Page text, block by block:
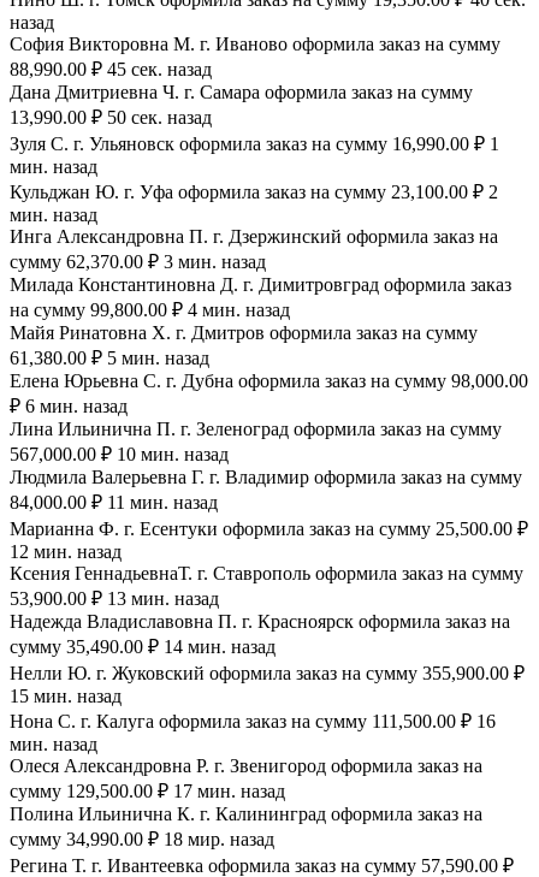
назад
София Викторовна М. г. Иваново оформила заказ на сумму
88,990.00 ₽ 45 сек. назад
Дана Дмитриевна Ч. г. Самара оформила заказ на сумму
13,990.00 ₽ 50 сек. назад
Зуля С. г. Ульяновск оформила заказ на сумму 16,990.00 ₽ 1
мин. назад
Кульджан Ю. г. Уфа оформила заказ на сумму 23,100.00 ₽ 2
мин. назад
Инга Александровна П. г. Дзержинский оформила заказ на
сумму 62,370.00 ₽ 3 мин. назад
Милада Константиновна Д. г. Димитровград оформила заказ
на сумму 99,800.00 ₽ 4 мин. назад
Майя Ринатовна Х. г. Дмитров оформила заказ на сумму
61,380.00 ₽ 5 мин. назад
Елена Юрьевна С. г. Дубна оформила заказ на сумму 98,000.00
₽ 6 мин. назад
Лина Ильинична П. г. Зеленоград оформила заказ на сумму
567,000.00 ₽ 10 мин. назад
Людмила Валерьевна Г. г. Владимир оформила заказ на сумму
84,000.00 ₽ 11 мин. назад
Марианна Ф. г. Есентуки оформила заказ на сумму 25,500.00 ₽
12 мин. назад
Ксения ГеннадьевнаТ. г. Ставрополь оформила заказ на сумму
53,900.00 ₽ 13 мин. назад
Надежда Владиславовна П. г. Красноярск оформила заказ на
сумму 35,490.00 ₽ 14 мин. назад
Нелли Ю. г. Жуковский оформила заказ на сумму 355,900.00 ₽
15 мин. назад
Нона С. г. Калуга оформила заказ на сумму 111,500.00 ₽ 16
мин. назад
Олеся Александровна Р. г. Звенигород оформила заказ на
сумму 129,500.00 ₽ 17 мин. назад
Полина Ильинична К. г. Калининград оформила заказ на
сумму 34,990.00 ₽ 18 мир. назад
Регина Т. г. Ивантеевка оформила заказ на сумму 57,590.00 ₽